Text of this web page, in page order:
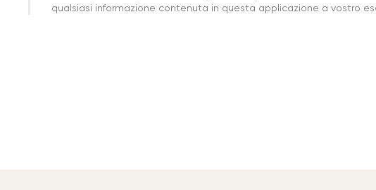
qualsiasi informazione contenuta in questa applicazione a vostro